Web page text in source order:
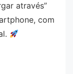
através”
com